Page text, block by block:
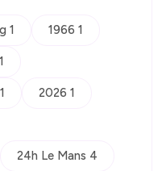
1 1966 1
2026 1
24h Le Mans 4